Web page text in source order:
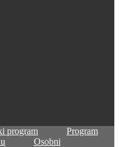
program
Program
Osobni